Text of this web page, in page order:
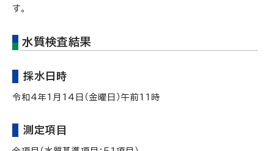
す。
水質検査結果
採水日時
令和4年1月14日（金曜日）午前11時
測定項目